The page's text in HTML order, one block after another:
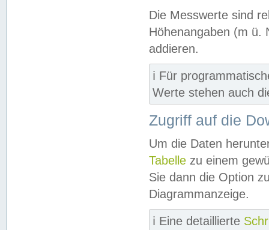
Die Messwerte sind
Höhenangaben (m ü.
addieren.
ℹ️ Für
Werte stehen auch
Zugriff auf die
Um die Daten
Tabelle zu einem
Sie dann die Option
Diagrammanzeige.
ℹ️ Eine detaillierte